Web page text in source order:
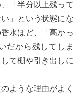
「半分以上残って
」という状態にな
水ほど、「高かっ
だから残してしま
て棚や引き出しに
ような理由がよく